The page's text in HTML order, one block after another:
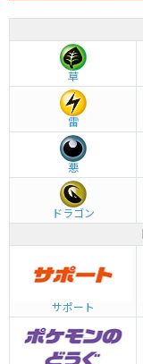
草
雷
悪
ドラゴン
サポート